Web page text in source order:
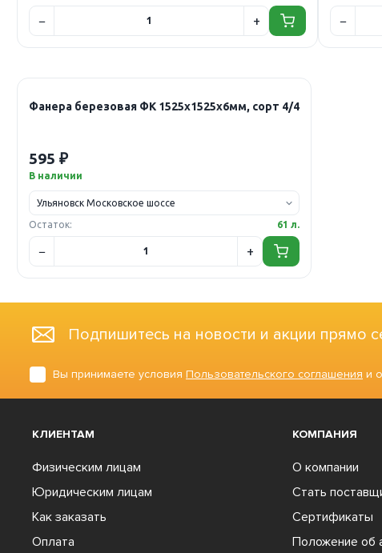
Фанера березовая ФК 1525х1525х6мм, сорт 4/4
595 ₽
В наличии
Остаток: 61 л.
Подпишитесь на новости и акции прямо
Вы принимаете условия Пользовательского соглашения и
КЛИЕНТАМ
Физическим лицам
Юридическим лицам
Как заказать
Оплата
КОМПАНИЯ
О компании
Стать
Сертификаты
Положение об